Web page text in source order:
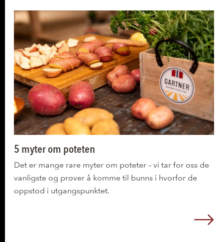
5 myter om poteten
Det er mange rare myter om poteter – vi tar for oss de
vanligste og prøver å komme til bunns i hvorfor de
oppstod i utgangspunktet.